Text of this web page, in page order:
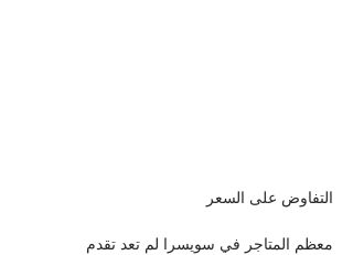
التفاوض على السعر
معظم المتاجر في سويسرا لم تعد تقدم